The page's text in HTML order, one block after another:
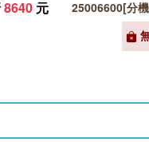
8640 元
25006600[分